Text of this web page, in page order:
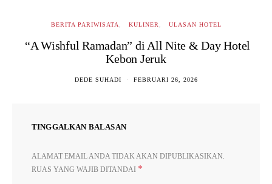
BERITA PARIWISATA KULINER ULASAN HOTEL
“A Wishful Ramadan” di All Nite & Day Hotel
Kebon Jeruk
DEDE SUHADI FEBRUARI 26, 2026
TINGGALKAN BALASAN
ALAMAT EMAIL ANDA TIDAK AKAN DIPUBLIKASIKAN.
RUAS YANG WAJIB DITANDAI *